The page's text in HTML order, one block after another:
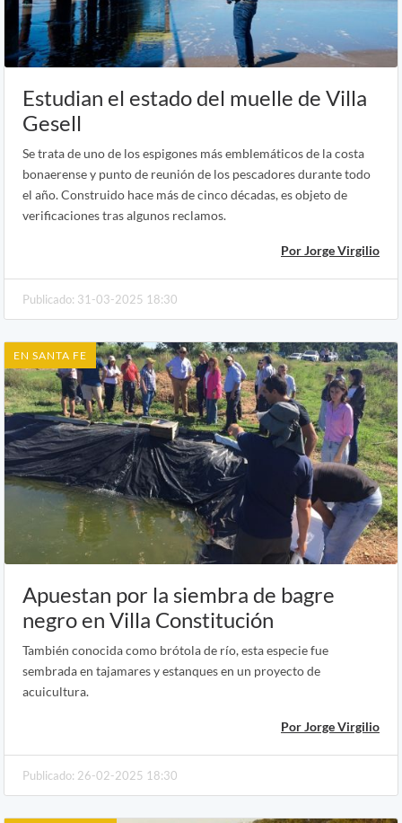
Estudian el estado del muelle de Villa
Gesell
Se trata de uno de los espigones más emblemáticos de la costa
bonaerense y punto de reunión de los pescadores durante todo
el año. Construido hace más de cinco décadas, es objeto de
verificaciones tras algunos reclamos.
Por Jorge Virgilio
Publicado: 31-03-2025 18:30
EN SANTA FE
Apuestan por la siembra de bagre
negro en Villa Constitución
También conocida como brótola de río, esta especie fue
sembrada en tajamares y estanques en un proyecto de
acuicultura.
Por Jorge Virgilio
Publicado: 26-02-2025 18:30